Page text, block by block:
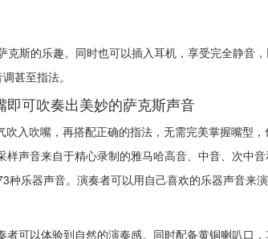
斯的乐趣。同时也可以插入耳机，享受完全静音
甚至指法。
可吹奏出美妙的萨克斯声音
入吹嘴，再搭配正确的指法，无需完美掌握嘴型
声音来自于精心录制的雅马哈高音、中音、次中
乐器声音。演奏者可以用自己喜欢的乐器声音来演
可以体验到自然的演奏感。同时配备黄铜喇叭口，